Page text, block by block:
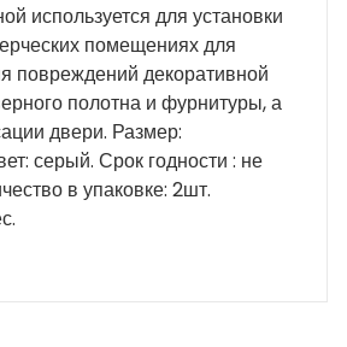
используется для установки
помещениях для
повреждений декоративной
полотна и фурнитуры, а
двери. Размер:
серый. Срок годности : не
в упаковке: 2шт.